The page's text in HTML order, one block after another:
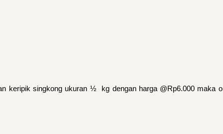
keripik singkong ukuran ½ kg dengan harga @Rp6.000 maka